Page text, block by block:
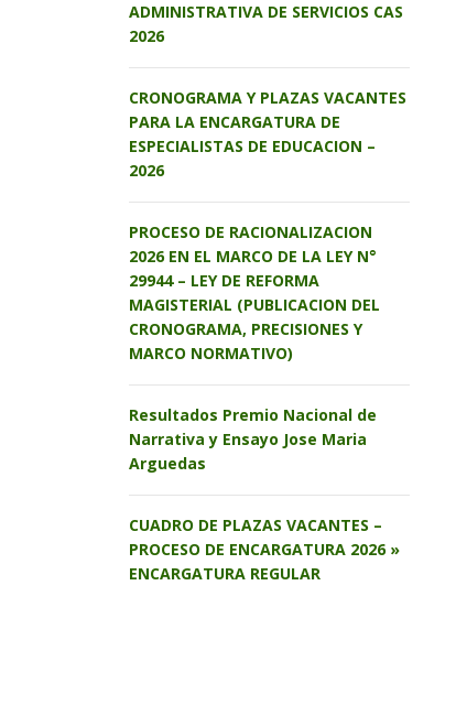
ADMINISTRATIVA DE SERVICIOS CAS
2026
CRONOGRAMA Y PLAZAS VACANTES
PARA LA ENCARGATURA DE
ESPECIALISTAS DE EDUCACION –
2026
PROCESO DE RACIONALIZACION
2026 EN EL MARCO DE LA LEY N°
29944 – LEY DE REFORMA
MAGISTERIAL (PUBLICACION DEL
CRONOGRAMA, PRECISIONES Y
MARCO NORMATIVO)
Resultados Premio Nacional de
Narrativa y Ensayo Jose Maria
Arguedas
CUADRO DE PLAZAS VACANTES –
PROCESO DE ENCARGATURA 2026 »
ENCARGATURA REGULAR